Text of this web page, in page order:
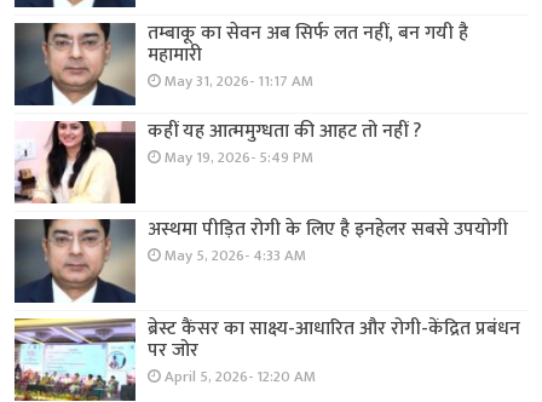
तम्बाकू का सेवन अब सिर्फ लत नहीं, बन गयी है
महामारी
May 31, 2026- 11:17 AM
कहीं यह आत्ममुग्धता की आहट तो नहीं ?
May 19, 2026- 5:49 PM
अस्थमा पीड़ित रोगी के लिए है इनहेलर सबसे उपयोगी
May 5, 2026- 4:33 AM
ब्रेस्ट कैंसर का साक्ष्य-आधारित और रोगी-केंद्रित प्रबंधन
पर जोर
April 5, 2026- 12:20 AM